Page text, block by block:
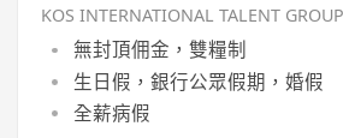
無封頂佣金，雙糧制
生日假，銀行公眾假期，婚假
全薪病假